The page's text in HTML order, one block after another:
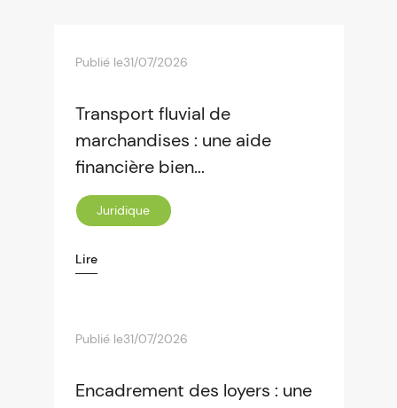
Publié le31/07/2026
Transport fluvial de
marchandises : une aide
financière bien...
Juridique
Lire
Publié le31/07/2026
Encadrement des loyers : une